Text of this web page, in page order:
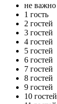
не важно
1 гость
2 гостей
3 гостей
4 гостей
5 гостей
6 гостей
7 гостей
8 гостей
9 гостей
10 гостей